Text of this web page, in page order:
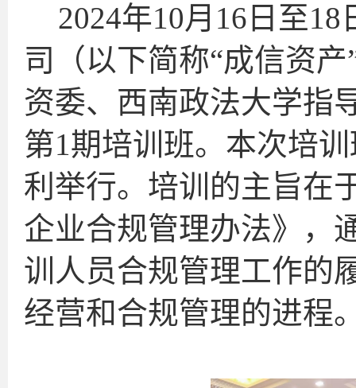
2024年10月16日至
司（以下简称“成信资
资委、西南政法大学指
第1期培训班。本次培
利举行。培训的主旨在
企业合规管理办法》，
训人员合规管理工作的
经营和合规管理的进程